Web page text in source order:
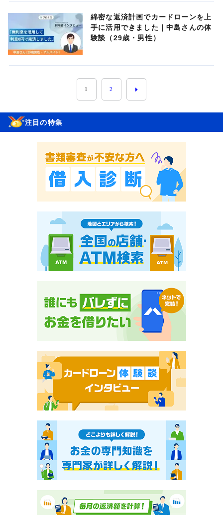
綿密な返済計画でカードローンを上
手に活用できました｜中島さんの体
験談（29歳・男性）
1 2
注目の特集